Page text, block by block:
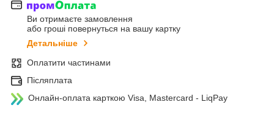
Ви отримаєте замовлення
або гроші повернуться на вашу картку
Детальніше
Оплатити частинами
Післяплата
Онлайн-оплата карткою Visa, Mastercard - LiqPay